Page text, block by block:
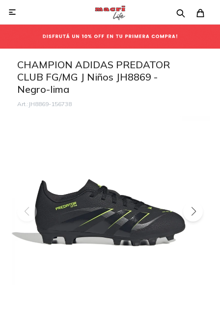

CHAMPION ADIDAS PREDATOR
CLUB FG/MG J Niños JH8869 -
Negro-lima
JH8869-156738